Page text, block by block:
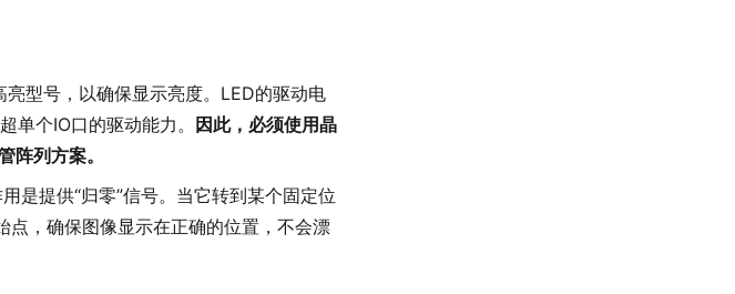
型号，以确保显示亮度。LED的驱动电
个IO口的驱动能力。
因此，必须使用晶
列方案。
是提供“归零”信号。当它转到某个固定位
，确保图像显示在正确的位置，不会漂